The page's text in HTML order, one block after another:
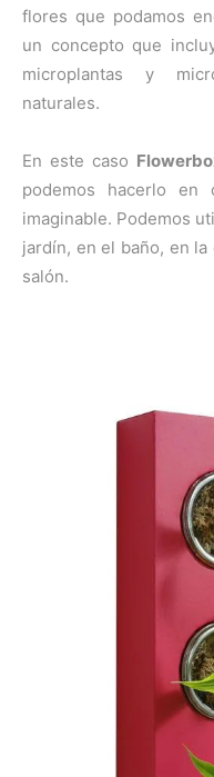
flores que podamos
un concepto que
microplantas y
naturales.
En este caso
podemos hacerlo en
imaginable. Podemos
jardín, en el baño, en
salón.